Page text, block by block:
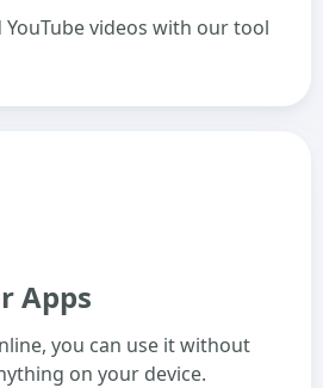
videos with our tool
Apps
you can use it without
on your device.